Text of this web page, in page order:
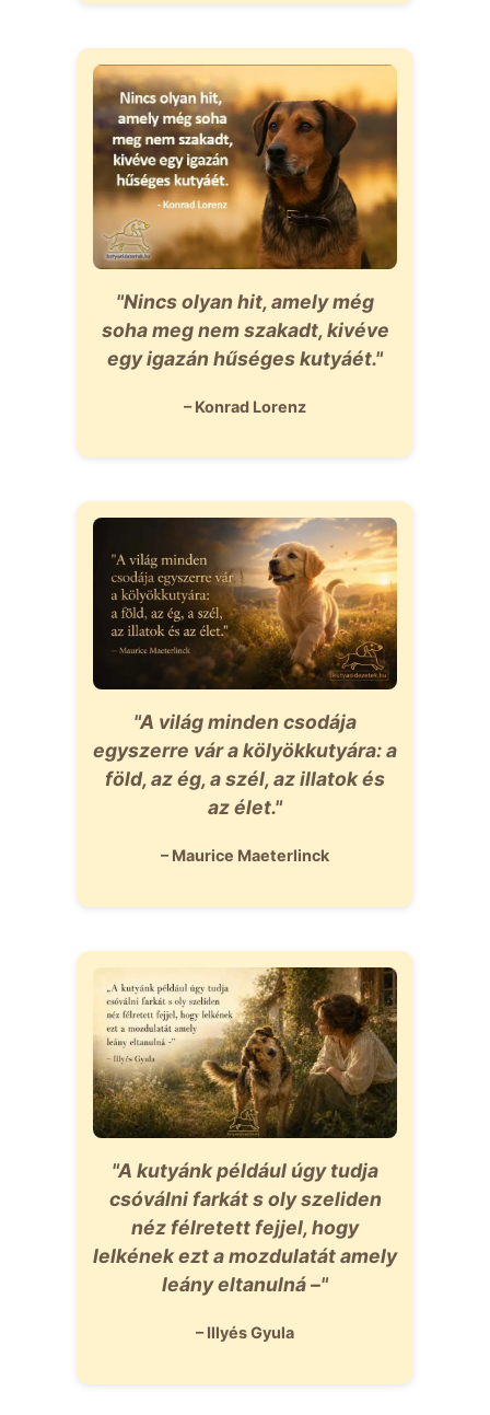
"Nincs olyan hit, amely még
soha meg nem szakadt, kivéve
egy igazán hűséges kutyáét."
– Konrad Lorenz
"A világ minden csodája
egyszerre vár a kölyökkutyára: a
föld, az ég, a szél, az illatok és
az élet."
– Maurice Maeterlinck
"A kutyánk például úgy tudja
csóválni farkát s oly szeliden
néz félretett fejjel, hogy
lelkének ezt a mozdulatát amely
leány eltanulná –"
– Illyés Gyula